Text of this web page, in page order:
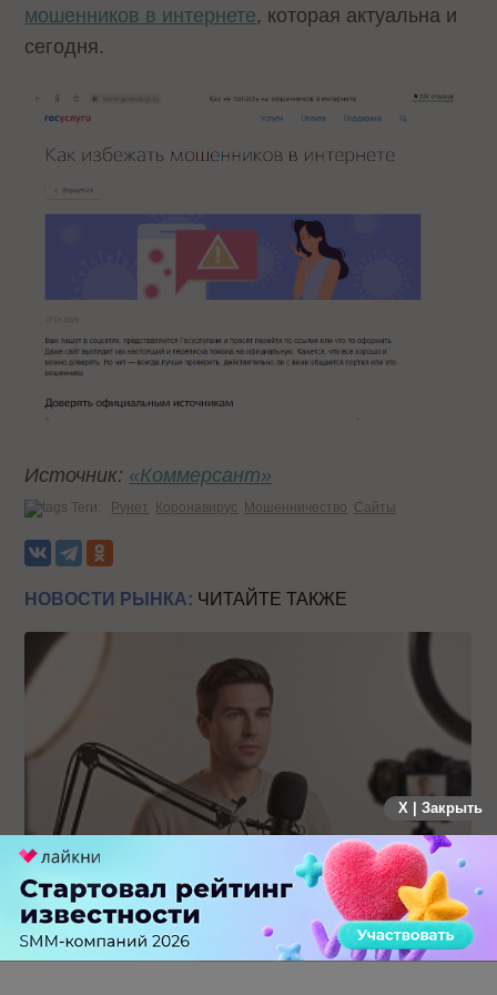
мошенников в интернете, которая актуальна и
сегодня.
Источник: «Коммерсант»
Теги: Рунет Коронавирус Мошенничество Сайты
НОВОСТИ РЫНКА: ЧИТАЙТЕ ТАКЖЕ
Российский рынок инфлюенс-маркетинга вошел в фазу
стагнации после нескольких лет роста
X | Закрыть